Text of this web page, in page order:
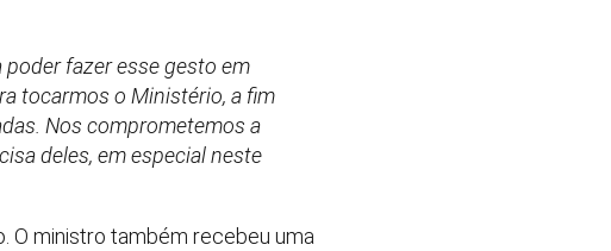
poder fazer esse gesto em
tocarmos o Ministério, a fim
Nos comprometemos a
deles, em especial neste
O ministro também recebeu uma